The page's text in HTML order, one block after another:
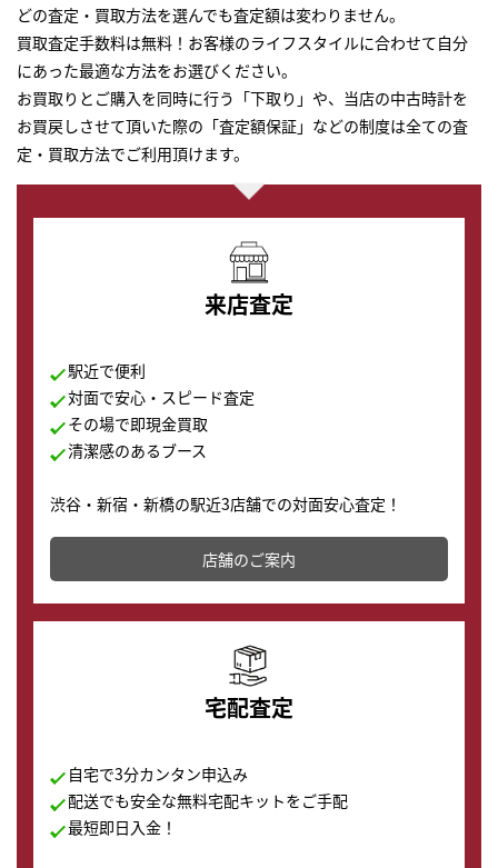
どの査定・買取方法を選んでも査定額は変わりません。
買取査定手数料は無料！お客様のライフスタイルに合わせて自分
にあった最適な方法をお選びください。
お買取りとご購入を同時に行う「下取り」や、当店の中古時計を
お買戻しさせて頂いた際の「査定額保証」などの制度は全ての査
定・買取方法でご利用頂けます。
来店査定
駅近で便利
対面で安心・スピード査定
その場で即現金買取
清潔感のあるブース
渋谷・新宿・新橋の駅近3店舗での対面安心査定！
その場で現金買取致します。渋谷本店では、時計販売の
店舗を併設しており、下取りに出してお得に新しい時計
の購入もできます♪
店舗のご案内
宅配査定
自宅で3分カンタン申込み
配送でも安全な無料宅配キットをご手配
最短即日入金！